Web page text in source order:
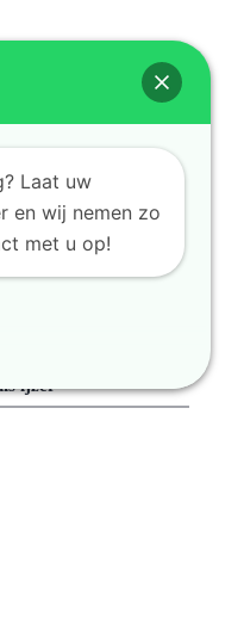
gemengd
ijzer
Laat uw
en wij nemen zo
met u op!